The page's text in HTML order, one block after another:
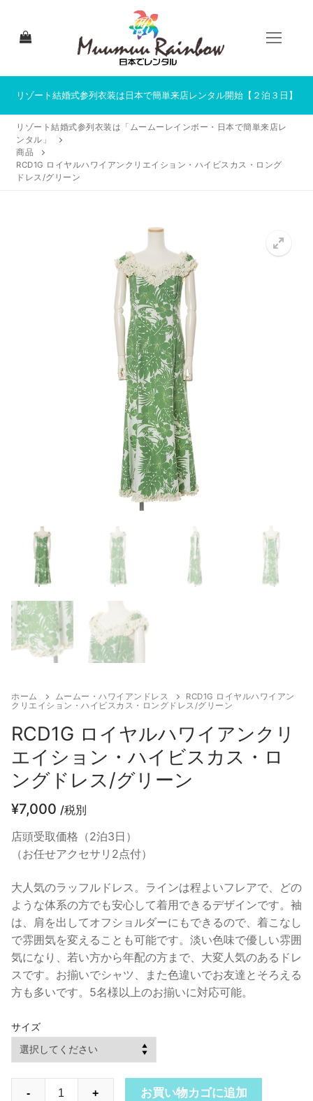
ツ
ス
リゾート結婚式参列衣装は日本で簡単来店レンタル開始【２泊３日】
HOME
来店レンタルについて
来店レンタル商品一覧
お客様の声
アクセス
お問い合わせ
宅配レンタル
リゾート結婚式参列衣装は「ムームーレインボー・日本で簡単来店レ
ンタル」
商品
RCD1G ロイヤルハワイアンクリエイション・ハイビスカス・ロング
ドレス/グリーン
ホーム ムームー・ハワイアンドレス
RCD1G ロイヤルハワイアン
クリエイション・ハイビスカス・ロングドレス/グリーン
RCD1G ロイヤルハワイアンクリ
エイション・ハイビスカス・ロ
ングドレス/グリーン
¥7,000 /税別
店頭受取価格（2泊3日）
（お任せアクセサリ2点付）
大人気のラッフルドレス。ラインは程よいフレアで、どの
ような体系の方でも安心して着用できるデザインです。袖
は、肩を出してオフショルダーにもできるので、着こなし
で雰囲気を変えることも可能です。淡い色味で優しい雰囲
気になり、若い方から年配の方まで、大変人気のあるドレ
スです。お揃いでシャツ、また色違いでお友達とそろえる
方も多いです。5名様以上のお揃いに対応可能。
サイズ
- + お買い物カゴに追加